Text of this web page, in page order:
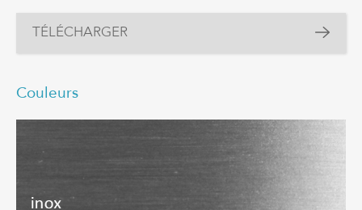
TÉLÉCHARGER
Couleurs